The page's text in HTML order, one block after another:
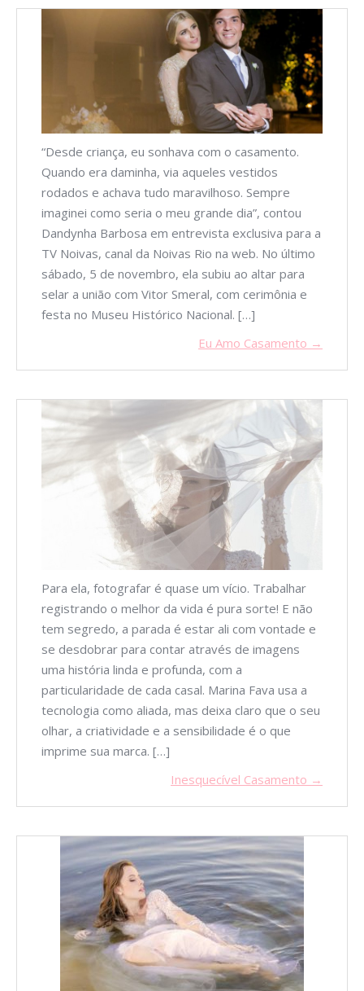
“Desde criança, eu sonhava com o casamento.
Quando era daminha, via aqueles vestidos
rodados e achava tudo maravilhoso. Sempre
imaginei como seria o meu grande dia”, contou
Dandynha Barbosa em entrevista exclusiva para a
TV Noivas, canal da Noivas Rio na web. No último
sábado, 5 de novembro, ela subiu ao altar para
selar a união com Vitor Smeral, com cerimônia e
festa no Museu Histórico Nacional. […]
Eu Amo Casamento →
Para ela, fotografar é quase um vício. Trabalhar
registrando o melhor da vida é pura sorte! E não
tem segredo, a parada é estar ali com vontade e
se desdobrar para contar através de imagens
uma história linda e profunda, com a
particularidade de cada casal. Marina Fava usa a
tecnologia como aliada, mas deixa claro que o seu
olhar, a criatividade e a sensibilidade é o que
imprime sua marca. […]
Inesquecível Casamento →